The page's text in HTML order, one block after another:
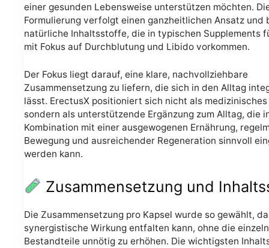
einer gesunden Lebensweise unterstützen möchten.
Formulierung verfolgt einen ganzheitlichen Ansatz und
natürliche Inhaltsstoffe, die in typischen Supplements
mit Fokus auf Durchblutung und Libido vorkommen.
Der Fokus liegt darauf, eine klare, nachvollziehbare
Zusammensetzung zu liefern, die sich in den Alltag
lässt. ErectusX positioniert sich nicht als
sondern als unterstützende Ergänzung zum Alltag, die
Kombination mit einer ausgewogenen Ernährung,
Bewegung und ausreichender Regeneration sinnvoll
werden kann.
Zusammensetzung und
Die Zusammensetzung pro Kapsel wurde so gewählt,
synergistische Wirkung entfalten kann, ohne die
Bestandteile unnötig zu erhöhen. Die wichtigsten